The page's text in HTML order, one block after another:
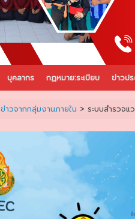
บุคลากร กฏหมาย:ระเบียบ ข่าวป
ข่าวจากกลุ่มงานภายใน > ระบบสำรวจแ